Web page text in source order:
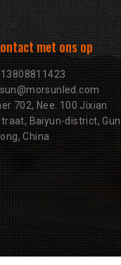
met ons op
702, Nee. 100 Jixian
Baiyun-district,
China